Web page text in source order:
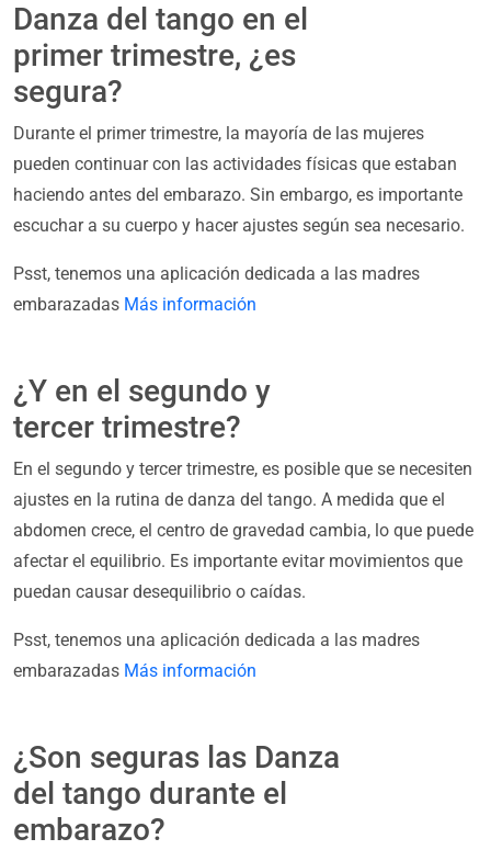
Danza del tango en el
primer trimestre, ¿es
segura?
Durante el primer trimestre, la mayoría de las mujeres
pueden continuar con las actividades físicas que estaban
haciendo antes del embarazo. Sin embargo, es importante
escuchar a su cuerpo y hacer ajustes según sea necesario.
Psst, tenemos una aplicación dedicada a las madres
embarazadas Más información
¿Y en el segundo y
tercer trimestre?
En el segundo y tercer trimestre, es posible que se necesiten
ajustes en la rutina de danza del tango. A medida que el
abdomen crece, el centro de gravedad cambia, lo que puede
afectar el equilibrio. Es importante evitar movimientos que
puedan causar desequilibrio o caídas.
Psst, tenemos una aplicación dedicada a las madres
embarazadas Más información
¿Son seguras las Danza
del tango durante el
embarazo?